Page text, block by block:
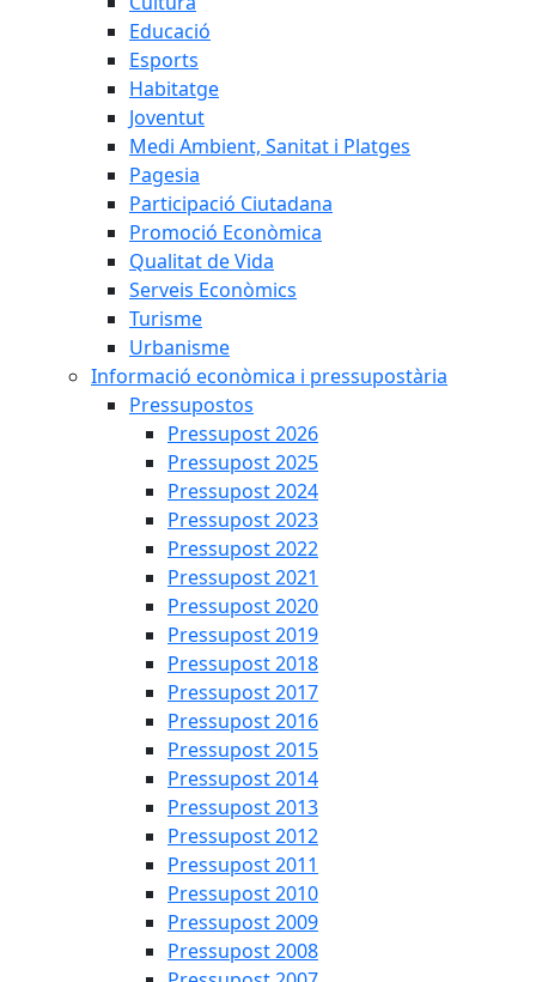
Educació
Esports
Habitatge
Joventut
Medi Ambient, Sanitat i Platges
Pagesia
Participació Ciutadana
Promoció Econòmica
Qualitat de Vida
Serveis Econòmics
Turisme
Urbanisme
Informació econòmica i pressupostària
Pressupostos
Pressupost 2026
Pressupost 2025
Pressupost 2024
Pressupost 2023
Pressupost 2022
Pressupost 2021
Pressupost 2020
Pressupost 2019
Pressupost 2018
Pressupost 2017
Pressupost 2016
Pressupost 2015
Pressupost 2014
Pressupost 2013
Pressupost 2012
Pressupost 2011
Pressupost 2010
Pressupost 2009
Pressupost 2008